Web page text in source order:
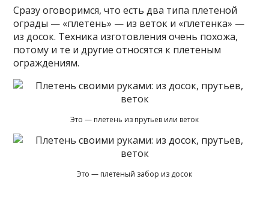
Сразу оговоримся, что есть два типа плетеной
ограды — «плетень» — из веток и «плетенка» —
из досок. Техника изготовления очень похожа,
потому и те и другие относятся к плетеным
ограждениям.
Это — плетень из прутьев или веток
Это — плетеный забор из досок